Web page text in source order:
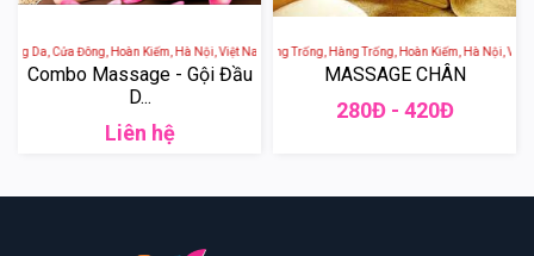
Da, Cửa Đông, Hoàn Kiếm, Hà Nội, Việt Nam
Combo Massage - Gội Đầu
D...
Liên hệ
SOL SPA - 65 Phố Hàng Trống, Hàng Trống, Hoàn Kiếm, Hà Nội, Việt
MASSAGE CHÂN
280Đ - 420Đ